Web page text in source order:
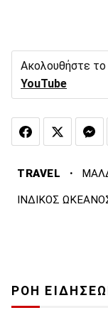
Ακολουθήστε το
YouTube
TRAVEL ·
ΙΝΔΙΚΟΣ
ΡΟΗ